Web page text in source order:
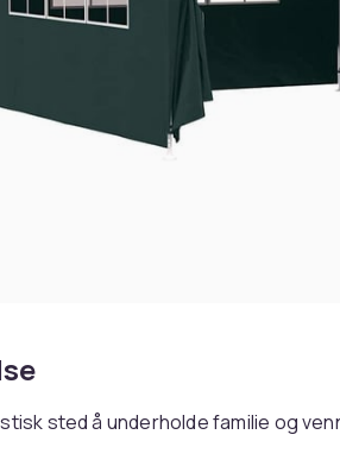
sted å underholde familie og